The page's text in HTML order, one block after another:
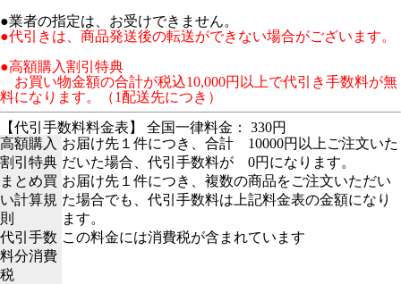
●業者の指定は、お受けできません。
●代引きは、商品発送後の転送ができない場合がございます。
●高額購入割引特典
お買い物金額の合計が税込10,000円以上で代引き手数料が無
料になります。（1配送先につき）
【代引手数料料金表】 全国一律料金： 330円
高額購入
割引特典
お届け先１件につき、合計 10000円以上ご注文いた
だいた場合、代引手数料が 0円になります。
まとめ買
い計算規
則
お届け先１件につき、複数の商品をご注文いただい
た場合でも、代引手数料は上記料金表の金額になり
ます。
代引手数
料分消費
税
この料金には消費税が含まれています